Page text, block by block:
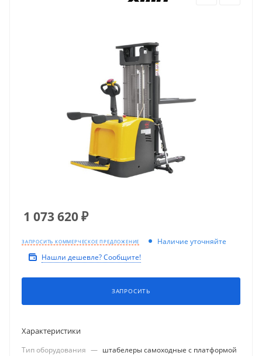
1 073 620₽
ЗАПРОСИТЬ КОММЕРЧЕСКОЕ ПРЕДЛОЖЕНИЕ
Наличие уточняйте
Нашли дешевле? Сообщите!
ЗАПРОСИТЬ
Характеристики
Тип оборудования — штабелеры самоходные с платформой